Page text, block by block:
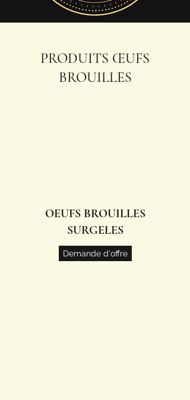
PRODUITS ŒUFS
BROUILLES
OEUFS BROUILLES
SURGELES
Demande d'offre